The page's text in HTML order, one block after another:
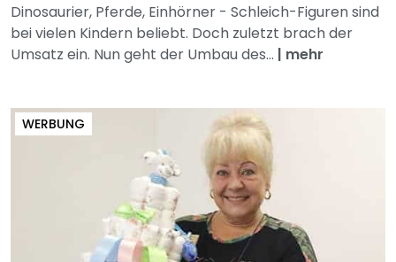
Dinosaurier, Pferde, Einhörner - Schleich-Figuren sind
bei vielen Kindern beliebt. Doch zuletzt brach der
Umsatz ein. Nun geht der Umbau des... | mehr
WERBUNG